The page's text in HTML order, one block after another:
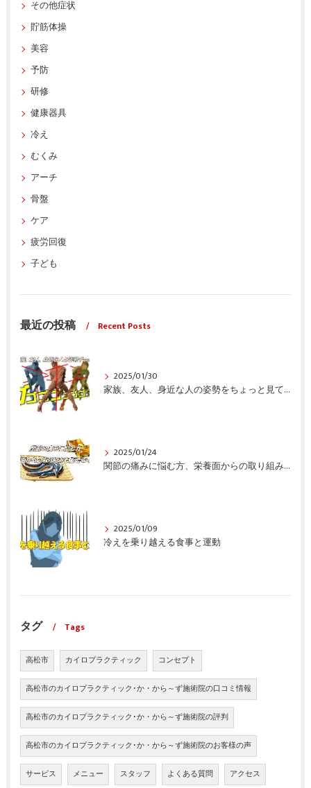
その他症状
貯筋体操
美容
予防
研修
健康器具
冷え
むくみ
アーチ
骨盤
ケア
疲労回復
子ども
最近の投稿 Recent Posts
2025/01/30
家族、友人、身近な人の姿勢をちょっと見てみませんか？
2025/01/24
関節の痛みに悩む方、栄養面からの取り組みも重要ですよ！
2025/01/09
冷えを乗り越える食事と運動
タグ Tags
高松市 カイロプラクティック コンセプト
高松市のカイロプラクティック･か・から～ず施術院の口コミ情報
高松市のカイロプラクティック･か・から～ず施術院の評判
高松市のカイロプラクティック･か・から～ず施術院のお客様の声
サービス メニュー スタッフ よくある質問 アクセス